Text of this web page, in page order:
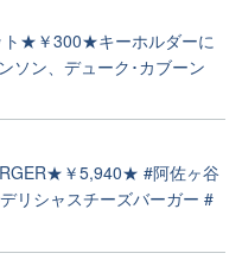
ト★￥300★キーホルダーに
ソン、デューク･カブーン
￥5,940★ #阿佐ヶ谷
リシャスチーズバーガー #